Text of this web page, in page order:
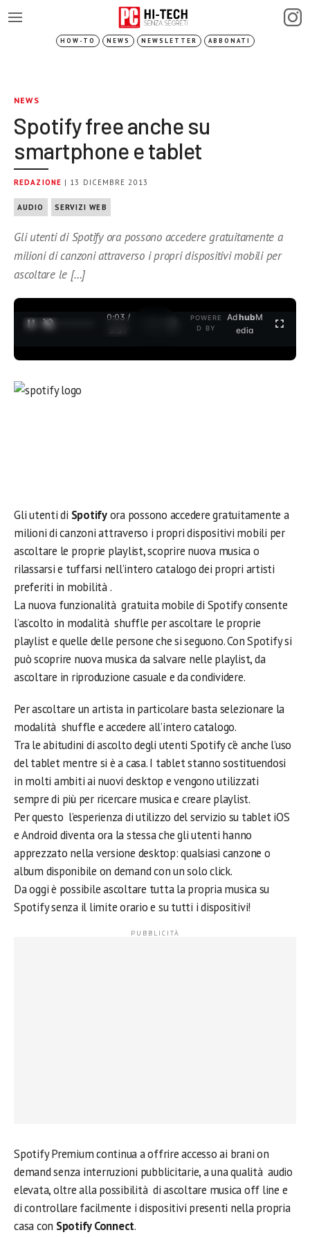
HOW-TO NEWS NEWSLETTER ABBONATI
NEWS
Spotify free anche su
smartphone e tablet
REDAZIONE | 13 DICEMBRE 2013
AUDIO SERVIZI WEB
Gli utenti di Spotify ora possono accedere gratuitamente a
milioni di canzoni attraverso i propri dispositivi mobili per
ascoltare le […]
0:03 /
3:37
POWERE
D BY
AdhubM
edia
Gli utenti di Spotifyora possono accedere gratuitamente a
milioni di canzoni attraverso i propri dispositivi mobili per
ascoltare le proprie playlist, scoprire nuova musica o
rilassarsi e tuffarsi nell’intero catalogo dei propri artisti
preferiti in mobilità .
La nuova funzionalità gratuita mobile di Spotify consente
l’ascolto in modalità shuffle per ascoltare le proprie
playlist e quelle delle persone che si seguono. Con Spotify si
può scoprire nuova musica da salvare nelle playlist, da
ascoltare in riproduzione casuale e da condividere.
Per ascoltare un artista in particolare basta selezionare la
modalità shuffle e accedere all’intero catalogo.
Tra le abitudini di ascolto degli utenti Spotify c’è anche l’uso
del tablet mentre si è a casa. I tablet stanno sostituendosi
in molti ambiti ai nuovi desktop e vengono utilizzati
sempre di più per ricercare musica e creare playlist.
Per questo l’esperienza di utilizzo del servizio su tablet iOS
e Android diventa ora la stessa che gli utenti hanno
apprezzato nella versione desktop: qualsiasi canzone o
album disponibile on demand con un solo click.
Da oggi è possibile ascoltare tutta la propria musica su
Spotify senza il limite orario e su tutti i dispositivi!
Spotify Premium continua a offrire accesso ai brani on
demand senza interruzioni pubblicitarie, a una qualità audio
elevata, oltre alla possibilità di ascoltare musica off line e
di controllare facilmente i dispositivi presenti nella propria
casa con Spotify Connect.